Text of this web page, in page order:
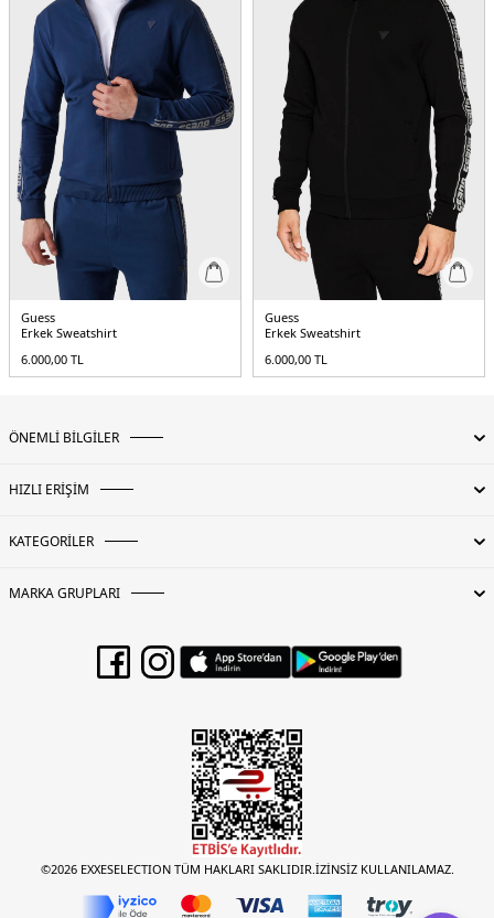
Guess
Erkek Sweatshirt
6.000,00 TL
Guess
Erkek Sweatshirt
6.000,00 TL
ÖNEMLİ BİLGİLER
HIZLI ERİŞİM
KATEGORİLER
MARKA GRUPLARI
©2026 EXXESELECTION TÜM HAKLARI SAKLIDIR.İZİNSİZ KULLANILAMAZ.